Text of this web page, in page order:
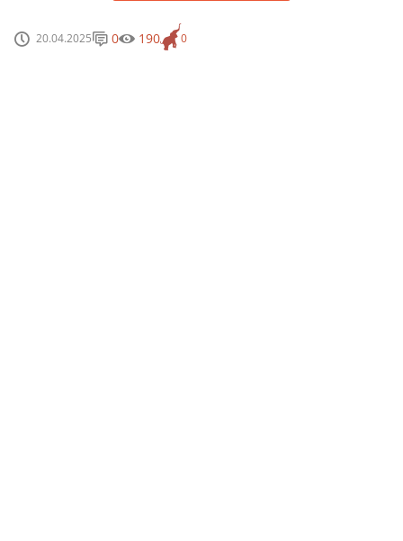
20.04.2025 0
0 190